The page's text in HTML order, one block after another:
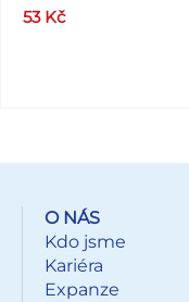
dekorování
má provázek na
53 Kč
O NÁS
Kdo jsme
Kariéra
Expanze